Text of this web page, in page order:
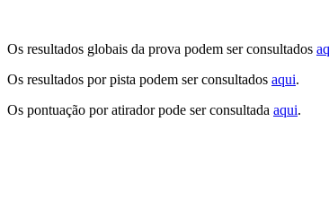
Os resultados globais da prova podem ser consultados
Os resultados por pista podem ser consultados aqui.
Os pontuação por atirador pode ser consultada aqui.